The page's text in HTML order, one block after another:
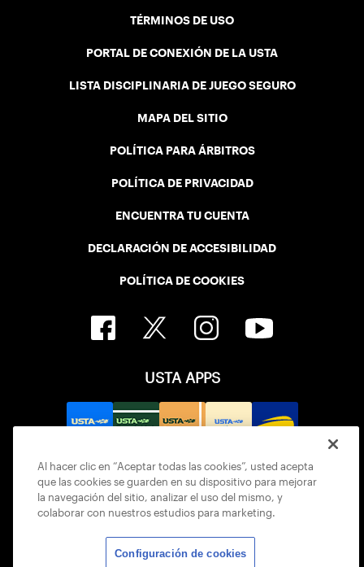
TÉRMINOS DE USO
PORTAL DE CONEXIÓN DE LA USTA
LISTA DISCIPLINARIA DE JUEGO SEGURO
MAPA DEL SITIO
POLÍTICA PARA ÁRBITROS
POLÍTICA DE PRIVACIDAD
ENCUENTRA TU CUENTA
DECLARACIÓN DE ACCESIBILIDAD
POLÍTICA DE COOKIES
USTA APPS
Al hacer clic en “Aceptar todas las cookies”, usted acepta
que las cookies se guarden en su dispositivo para mejorar
la navegación del sitio, analizar el uso del mismo, y
colaborar con nuestros estudios para marketing.
Configuración de cookies